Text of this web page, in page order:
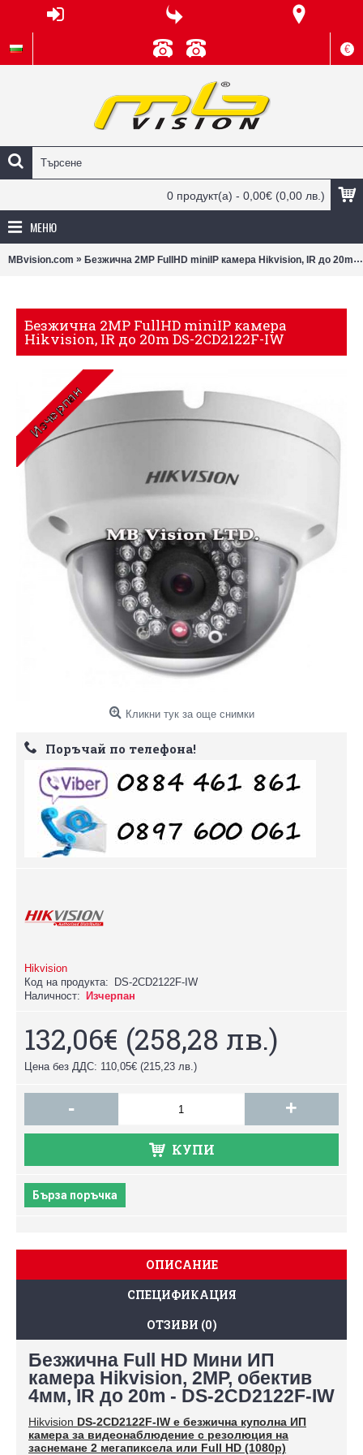
€
0 продукт(а) - 0,00€ (0,00 лв.)
МЕНЮ
MBvision.com » Безжична 2MP FullHD miniIP камера Hikvision, IR до 20m DS-2CD2122F-IW
Безжична 2MP FullHD miniIP камера
Hikvision, IR до 20m DS-2CD2122F-IW
Кликни тук за още снимки
Поръчай по телефона!
Hikvision
Код на продукта:
DS-2CD2122F-IW
Наличност:
Изчерпан
132,06€ (258,28 лв.)
Цена без ДДС: 110,05€ (215,23 лв.)
- +
КУПИ
Бърза поръчка
ОПИСАНИЕ
СПЕЦИФИКАЦИЯ
ОТЗИВИ (0)
Безжична Full HD Мини ИП
камера Hikvision, 2MP, обектив
4мм, IR до 20m - DS-2CD2122F-IW
Hikvision DS-2CD2122F-IW е безжична куполна ИП
камера за видеонаблюдение с резолюция на
заснемане 2 мегапиксела или Full HD (1080p)